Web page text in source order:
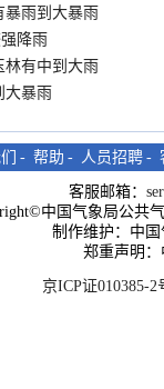
暴雨到大暴雨
降雨
林有中到大雨
大暴雨
- 帮助 - 人员招聘 -
客服邮箱：
中国气象局公共
制作维护：中
郑重声明
京ICP证010385-2